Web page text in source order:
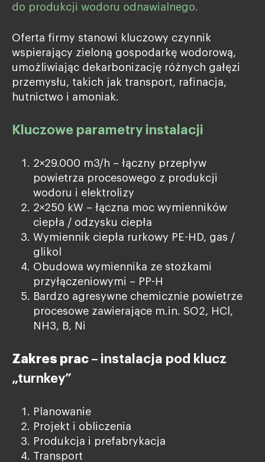
do produkcji wodoru odnawialnego.
Oferta firmy stanowi kluczowy czynnik
wspierający zieloną gospodarkę wodorową,
umożliwiając dekarbonizację różnych gałęzi
przemysłu, takich jak transport, rafinacja,
hutnictwo i amoniak.
Kluczowe parametry instalacji
2×29.000 m3/h – łączny przepływ
powietrza procesowego z produkcji
wodoru i elektrolizy
2×250 kW – łączna moc wymienników
ciepła / odzysku ciepła
Wymiennik ciepła rurkowy PE-HD, gas /
glikol
Obudowa wymiennika ze stożkami
przyłączeniowymi – PP-H
Bardzo agresywne chemicznie powietrze
procesowe zawierające m.in. SO2, HCl,
NH3, B, Ni
Zakres prac – instalacja pod klucz
„turnkey”
Planowanie
Projekt i obliczenia
Produkcja i prefabrykacja
Transport